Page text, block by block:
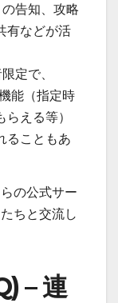
告知、攻略
有などが活
定で、
能（指定時
える等）
ることもあ
の公式サー
ちと交流し
– 連